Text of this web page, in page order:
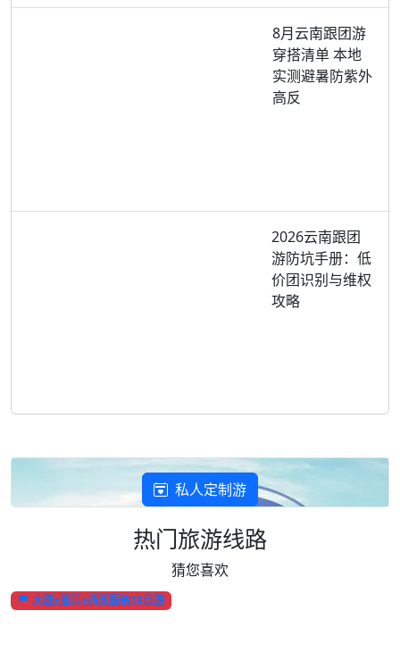
8月云南跟团游
穿搭清单 本地
实测避暑防紫外
高反
2026云南跟团
游防坑手册：低
价团识别与维权
攻略
私人定制游
热门旅游线路
猜您喜欢
大理+丽江+西双版纳10日游